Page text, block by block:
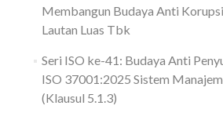
Membangun Budaya Anti
Lautan Luas Tbk
Seri ISO ke-41: Budaya Anti
ISO 37001:2025 Sistem
(Klausul 5.1.3)